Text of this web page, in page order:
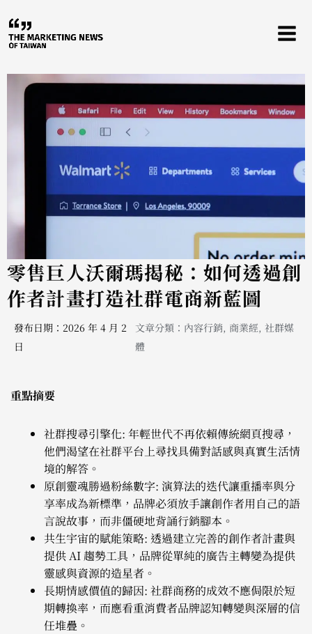
至
主
零售巨人沃爾瑪揭秘：如何透過創
作者計畫打造社群電商新藍圖
發布日期：2026 年 4 月 2
日
文章分類： 內容行銷, 商業經,社群媒
體
重點摘要
社群搜尋引擎化: 年輕世代不再依賴傳統網頁搜尋，
他們渴望在社群平台上尋找具備對話感與真實生活情
境的解答。
原創靈魂勝過粉絲數字: 演算法的迭代讓重播率與分
享率成為新標準，品牌必須放手讓創作者用自己的語
言說故事，而非僵硬地背誦行銷腳本。
共生宇宙的賦能策略: 透過建立完善的創作者計畫與
提供 AI 趨勢工具，品牌從單純的廣告主轉變為提供
靈感與資源的造星者。
長期情感價值的歸因: 社群商務的成效不應侷限於短
期轉換率，而應看重消費者品牌認知轉變與深層的信
任堆疊。